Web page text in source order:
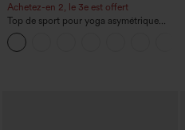
Achetez-en 2, le 3e est offert
Top de sport pour yoga asymétrique
(une épaule) à manches longues avec
ouverture pour le pouce, ourlet arrondi
haut-bas, séchage rapide, soutien-gorge